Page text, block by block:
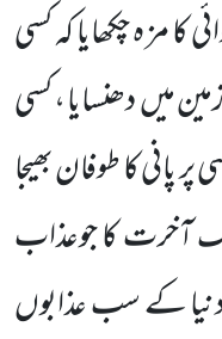
کا مز ہ چکھایا کہ کسی
میں دھنسایا ، کسی
پر پانی کا طوفان بھیجا
آخرت کا جوعذاب
کے سب عذابوں